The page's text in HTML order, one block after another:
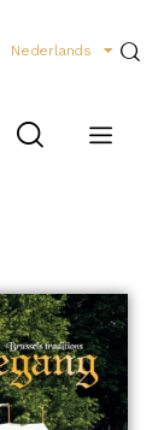
Nederlands